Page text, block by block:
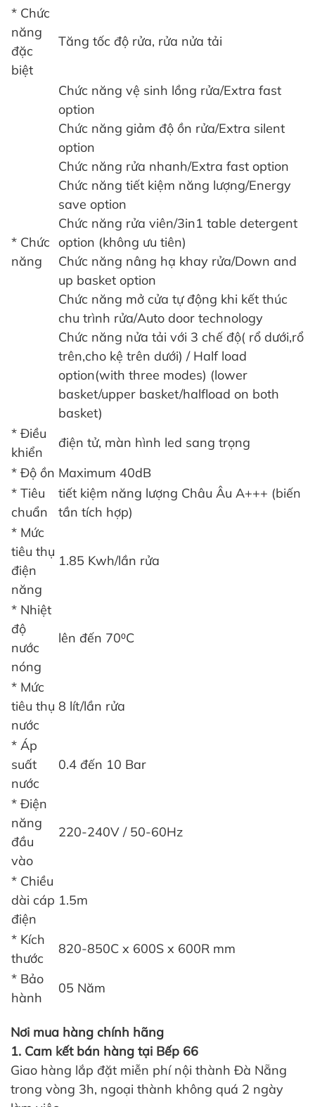
* Chức
năng
đặc
biệt
Tăng tốc độ rửa, rửa nửa tải
* Chức
năng
Chức năng vệ sinh lồng rửa/Extra fast
option
Chức năng giảm độ ồn rửa/Extra silent
option
Chức năng rửa nhanh/Extra fast option
Chức năng tiết kiệm năng lượng/Energy
save option
Chức năng rửa viên/3in1 table detergent
option (không ưu tiên)
Chức năng nâng hạ khay rửa/Down and
up basket option
Chức năng mở cửa tự động khi kết thúc
chu trình rửa/Auto door technology
Chức năng nửa tải với 3 chế độ( rổ dưới,rổ
trên,cho kệ trên dưới) / Half load
option(with three modes) (lower
basket/upper basket/halfload on both
basket)
* Điều
khiển
điện tử, màn hình led sang trọng
* Độ ồn Maximum 40dB
* Tiêu
chuẩn
tiết kiệm năng lượng Châu Âu A+++ (biến
tần tích hợp)
* Mức
tiêu thụ
điện
năng
1.85 Kwh/lần rửa
* Nhiệt
độ
nước
nóng
lên đến 70⁰C
* Mức
tiêu thụ
nước
8 lít/lần rửa
* Áp
suất
nước
0.4 đến 10 Bar
* Điện
năng
đầu
vào
220-240V / 50-60Hz
* Chiều
dài cáp
điện
1.5m
* Kích
thước
820-850C x 600S x 600R mm
* Bảo
hành
05 Năm
Nơi mua hàng chính hãng
1. Cam kết bán hàng tại Bếp 66
Giao hàng lắp đặt miễn phí nội thành Đà Nẵng
trong vòng 3h, ngoại thành không quá 2 ngày